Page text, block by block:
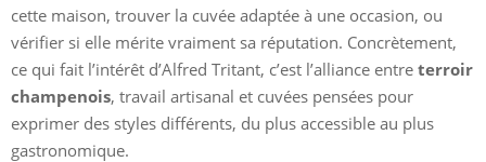
cette maison, trouver la cuvée adaptée à une occasion, ou
vérifier si elle mérite vraiment sa réputation. Concrètement,
ce qui fait l’intérêt d’Alfred Tritant, c’est l’alliance entre terroir
champenois, travail artisanal et cuvées pensées pour
exprimer des styles différents, du plus accessible au plus
gastronomique.